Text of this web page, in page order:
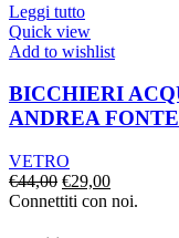
Leggi tutto
Quick view
Add to wishlist
BICCHIERI
ANDREA
VETRO
€44,00 Il
prezzo
€29,00Il
prezzo
Connettiti con noi.